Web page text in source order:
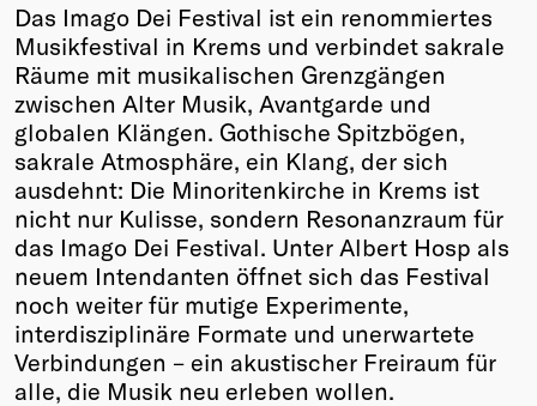
Das Imago Dei Festival ist ein renommiertes
Musikfestival in Krems und verbindet sakrale
Räume mit musikalischen Grenzgängen
zwischen Alter Musik, Avantgarde und
globalen Klängen. Gothische Spitzbögen,
sakrale Atmosphäre, ein Klang, der sich
ausdehnt: Die Minoritenkirche in Krems ist
nicht nur Kulisse, sondern Resonanzraum für
das Imago Dei Festival. Unter Albert Hosp als
neuem Intendanten öffnet sich das Festival
noch weiter für mutige Experimente,
interdisziplinäre Formate und unerwartete
Verbindungen – ein akustischer Freiraum für
alle, die Musik neu erleben wollen.